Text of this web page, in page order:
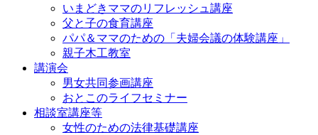
いまどきママのリフレッシュ講座
父と子の食育講座
パパ＆ママのための「夫婦会議の体験講座」
親子木工教室
講演会
男女共同参画講座
おとこのライフセミナー
相談室講座等
女性のための法律基礎講座